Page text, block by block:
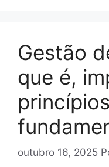
Gestão
que é,
princípios
outubro 16, 2025